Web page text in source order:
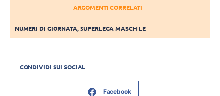
ARGOMENTI CORRELATI
NUMERI DI GIORNATA,SUPERLEGA MASCHILE
CONDIVIDI SUI SOCIAL
Facebook